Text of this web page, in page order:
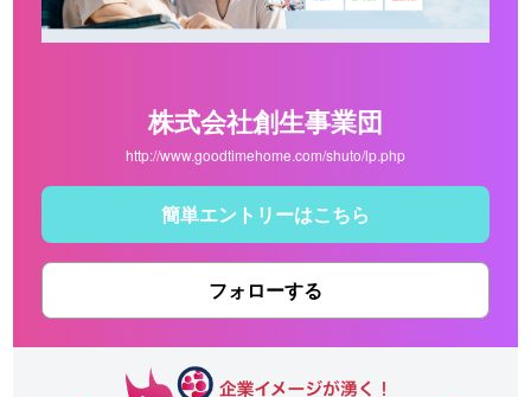
株式会社創生事業団
http://www.goodtimehome.com/shuto/lp.php
簡単エントリーはこちら
フォローする